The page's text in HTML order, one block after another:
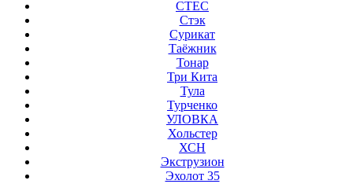
СТЕС
Стэк
Сурикат
Таёжник
Тонар
Три Кита
Тула
Турченко
УЛОВКА
Хольстер
ХСН
Экструзион
Эхолот 35